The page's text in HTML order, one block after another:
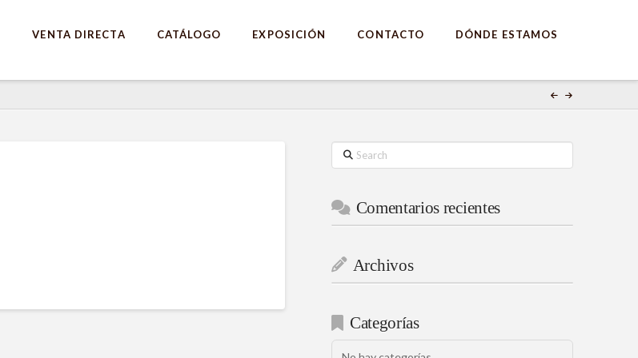
VENTA DIRECTA CATÁLOGO EXPOSICIÓN CONTACTO DÓNDE ESTAMOS
Search
Comentarios recientes
Archivos
Categorías